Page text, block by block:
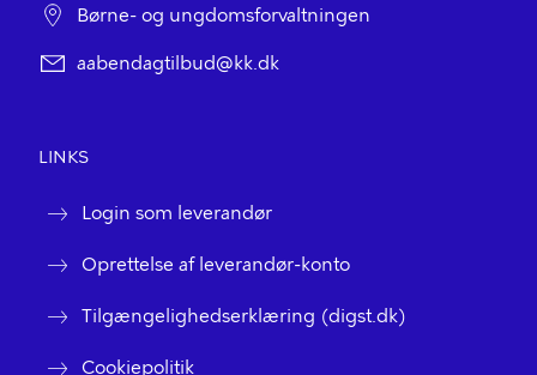
Børne- og ungdomsforvaltningen
aabendagtilbud@kk.dk
LINKS
Login som leverandør
Oprettelse af leverandør-konto
Tilgængelighedserklæring (digst.dk)
Cookiepolitik